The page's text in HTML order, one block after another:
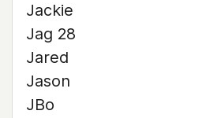
Jackie
Jag 28
Jared
Jason
JBo